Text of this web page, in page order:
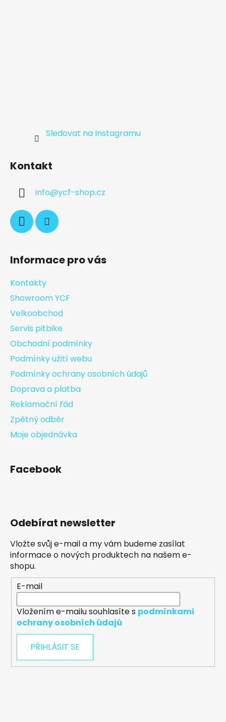
Sledovat na Instagramu
Kontakt
info@ycf-shop.cz
Informace pro vás
Kontakty
Showroom YCF
Velkoobchod
Servis pitbike
Obchodní podmínky
Podmínky užití webu
Podmínky ochrany osobních údajů
Doprava a platba
Reklamační řád
Zpětný odběr
Moje objednávka
Facebook
Odebírat newsletter
Vložte svůj e-mail a my vám budeme zasílat
informace o nových produktech na našem e-
shopu.
E-mail
Vložením e-mailu souhlasíte s podmínkami
ochrany osobních údajů
PŘIHLÁSIT SE